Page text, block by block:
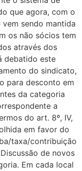
que agora, com o
sendo mantida
os não sócios tem
através dos
debatido este
do sindicato,
para desconto em
da categoria
a
do art. 8º, IV,
em favor do
taxa/contribuição
Discussão de novos
Em cada local